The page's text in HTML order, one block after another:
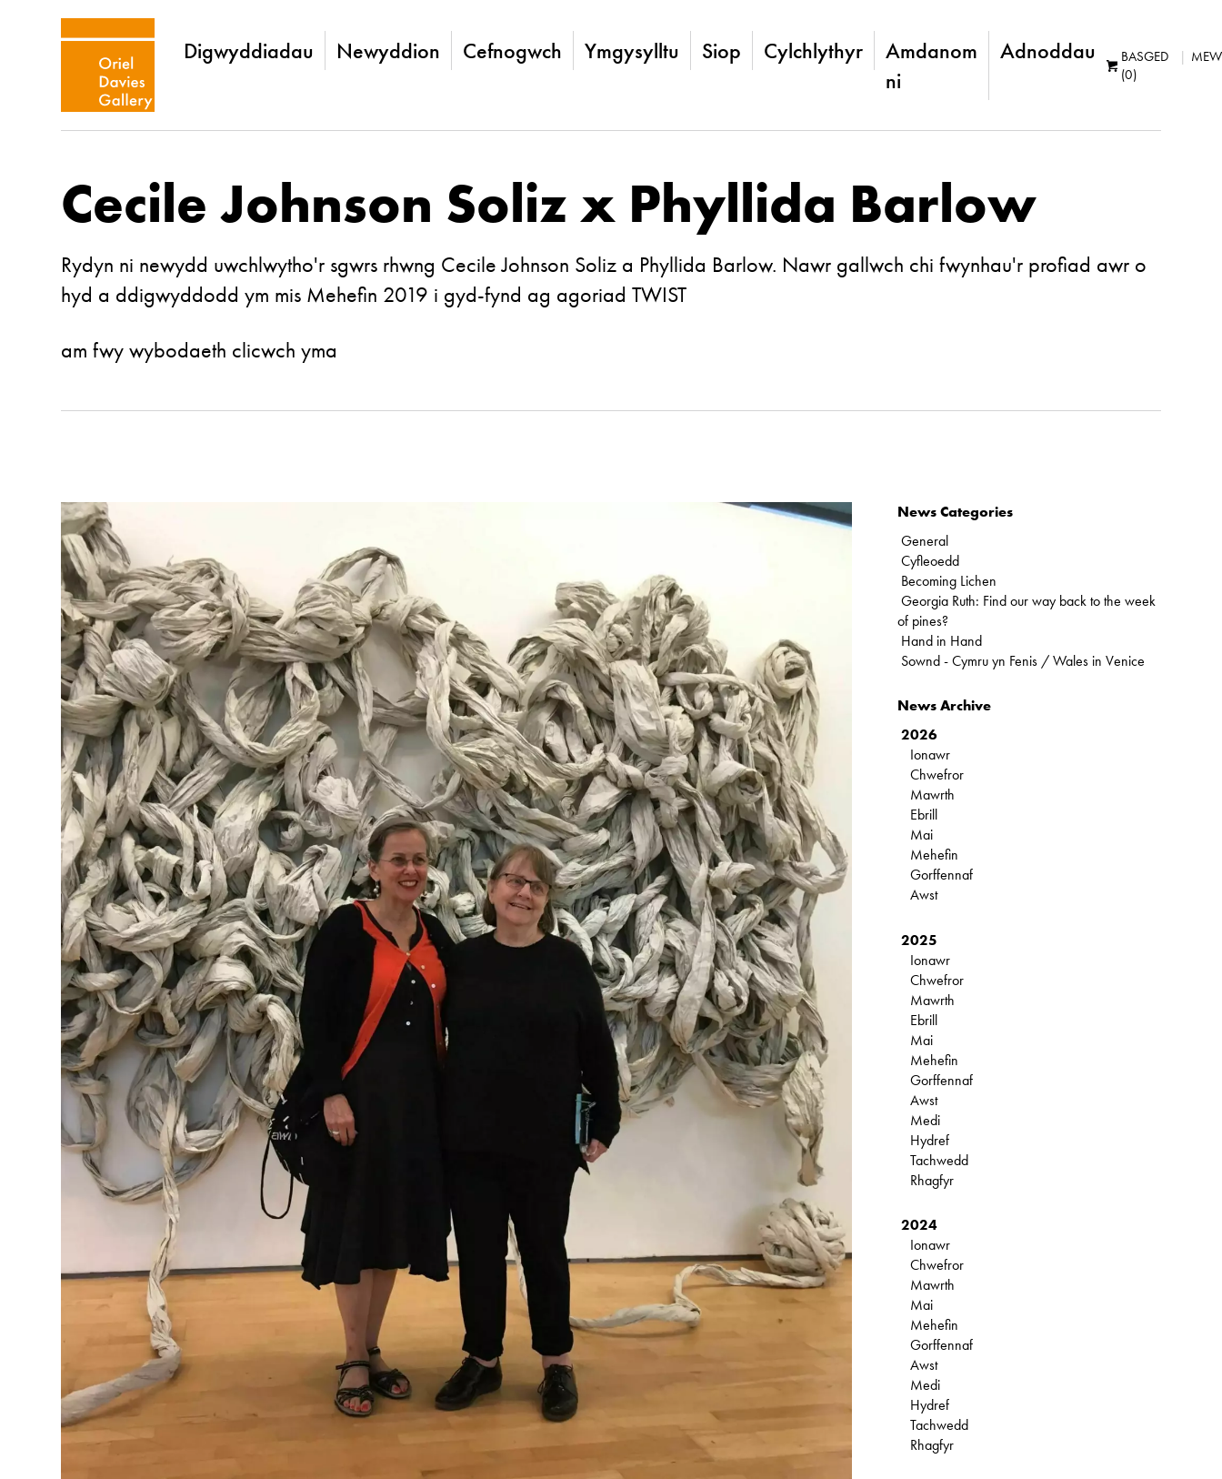
Digwyddiadau Newyddion Cefnogwch Ymgysylltu Siop Cylchlythyr
Amdanom
ni
Adnoddau
BASGED
(0)
Cecile Johnson Soliz x Phyllida Barlow
Rydyn ni newydd uwchlwytho'r sgwrs rhwng Cecile Johnson Soliz a Phyllida Barlow. Nawr gallwch chi fwynhau'r profiad awr o
hyd a ddigwyddodd ym mis Mehefin 2019 i gyd-fynd ag agoriadTWIST
am fwy wybodaeth clicwch yma
News Categories
General
Cyfleoedd
Becoming Lichen
Georgia Ruth: Find our way back to the week
of pines?
Hand in Hand
Sownd - Cymru yn Fenis / Wales in Venice
News Archive
2026
Ionawr
Chwefror
Mawrth
Ebrill
Mai
Mehefin
Gorffennaf
Awst
2025
Ionawr
Chwefror
Mawrth
Ebrill
Mai
Mehefin
Gorffennaf
Awst
Medi
Hydref
Tachwedd
Rhagfyr
2024
Ionawr
Chwefror
Mawrth
Mai
Mehefin
Gorffennaf
Awst
Medi
Hydref
Tachwedd
Rhagfyr